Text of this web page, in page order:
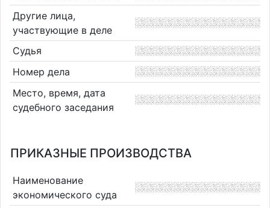
Другие лица,
участвующие в деле
Судья
Номер дела
Место, время, дата
судебного заседания
ПРИКАЗНЫЕ ПРОИЗВОДСТВА
Наименование
экономического суда